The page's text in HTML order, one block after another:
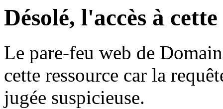
Désolé, l'accès à
Le pare-feu web de
cette ressource car la
jugée suspicieuse.